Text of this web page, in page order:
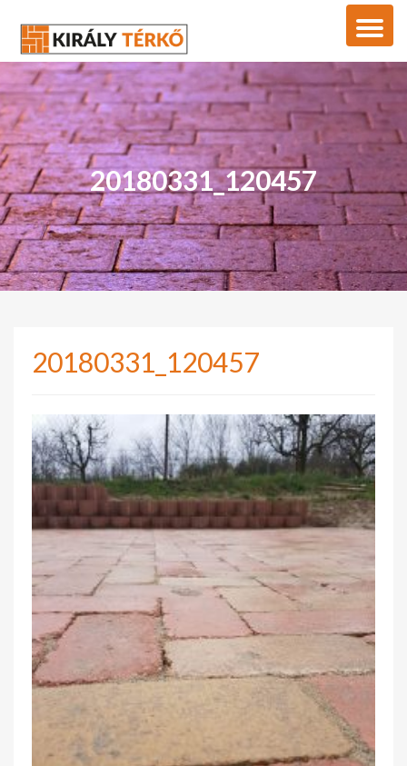
20180331_120457
20180331_120457